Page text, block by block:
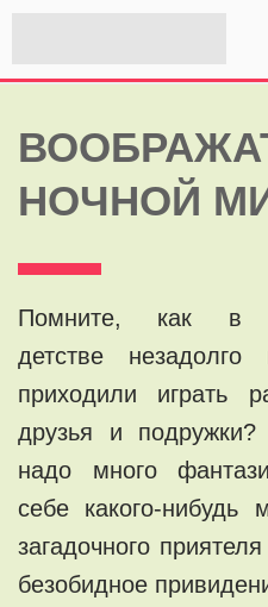
НОЧНОЙ
Помните, как в
детстве
приходили играть
друзья и
надо много
себе какого-нибудь
загадочного
безобидное